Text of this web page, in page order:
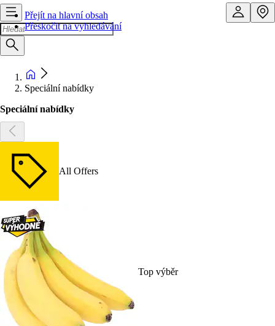
Přejít na hlavní obsah
Přeskočit na vyhledávání
Speciální nabídky
Speciální nabídky
All Offers
Top výběr